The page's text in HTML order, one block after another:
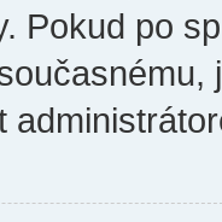
Pokud po